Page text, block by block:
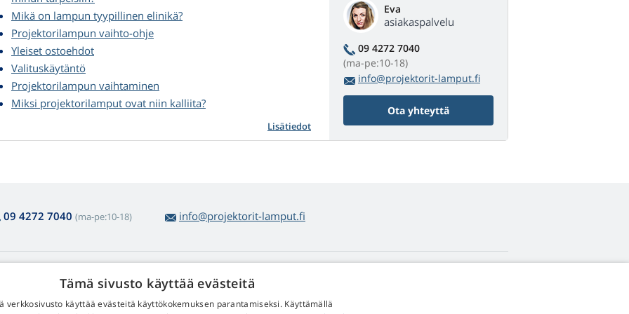
Mikä on lampun tyypillinen elinikä?
Projektorilampun vaihto-ohje
Yleiset ostoehdot
Valituskäytäntö
Projektorilampun vaihtaminen
Miksi projektorilamput ovat niin kalliita?
Lisätiedot
Eva
asiakaspalvelu
09 4272 7040
(ma-pe:10-18)
info@projektorit-lamput.fi
Ota yhteyttä
09 4272 7040 (ma-pe:10-18) info@projektorit-lamput.fi
ja reklamaatiot
tuotepalautus
Yhteystiedot
Henkilötietojesi käsittelystä
Tämä sivusto käyttää evästeitä
verkkosivusto käyttää evästeitä käyttökokemuksen parantamiseksi. Käyttämällä